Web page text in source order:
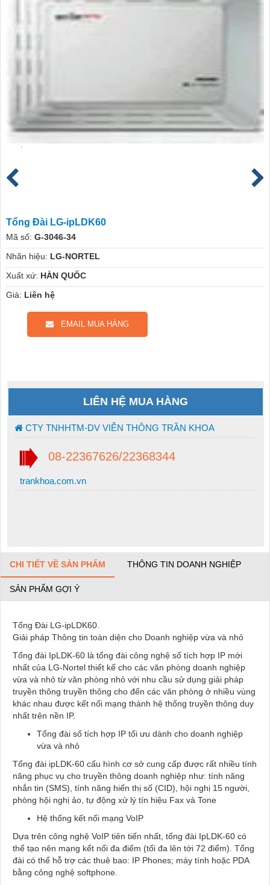
Tổng Đài LG-ipLDK60
Mã số: G-3046-34
Nhãn hiệu: LG-NORTEL
Xuất xứ: HÀN QUỐC
Giá: Liên hệ
EMAIL MUA HÀNG
LIÊN HỆ MUA HÀNG
CTY TNHHTM-DV VIỄN THÔNG TRẦN KHOA
08-22367626/22368344
trankhoa.com.vn
CHI TIẾT VỀ SẢN PHẨM THÔNG TIN DOANH NGHIỆP
SẢN PHẨM GỢI Ý
Tổng Đài LG-ipLDK60.
Giải pháp Thông tin toàn diện cho Doanh nghiệp vừa và nhỏ
Tổng đài IpLDK-60 là tổng đài công nghệ số tích hợp IP mới
nhất của LG-Nortel thiết kế cho các văn phòng doanh nghiệp
vừa và nhỏ từ văn phòng nhỏ với nhu cầu sử dụng giải pháp
truyền thông truyền thông cho đến các văn phòng ở nhiều vùng
khác nhau được kết nối mạng thành hệ thống truyền thông duy
nhất trên nền IP.
Tổng đài số tích hợp IP tối ưu dành cho doanh nghiệp
vừa và nhỏ
Tổng đài ipLDK-60 cấu hình cơ sở cung cấp được rất nhiều tính
năng phục vụ cho truyền thông doanh nghiệp như: tính năng
nhắn tin (SMS), tính năng hiển thị số (CID), hội nghị 15 người,
phòng hội nghị ảo, tự động xử lý tín hiệu Fax và Tone
Hệ thống kết nối mạng VoIP
Dựa trên công nghệ VoIP tiên tiến nhất, tổng đài IpLDK-60 có
thể tạo nên mạng kết nối đa điểm (tối đa lên tới 72 điểm). Tổng
đài có thể hỗ trợ các thuê bao: IP Phones; máy tính hoặc PDA
bằng công nghệ softphone.